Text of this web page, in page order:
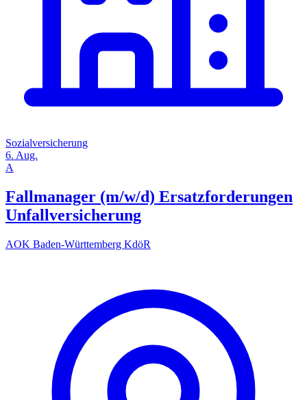
Sozialversicherung
6. Aug.
A
Fallmanager (m/w/d) Ersatzforderungen
Unfallversicherung
AOK Baden-Württemberg KdöR